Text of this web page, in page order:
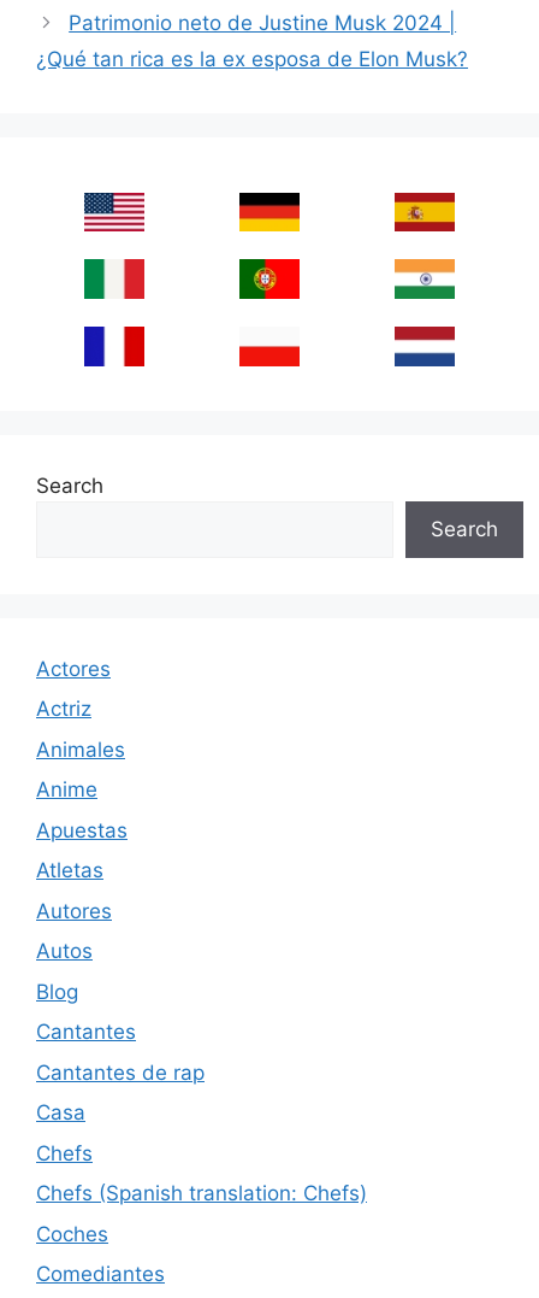
Patrimonio neto de Justine Musk 2024 |
¿Qué tan rica es la ex esposa de Elon Musk?
Search
Search
Actores
Actriz
Animales
Anime
Apuestas
Atletas
Autores
Autos
Blog
Cantantes
Cantantes de rap
Casa
Chefs
Chefs (Spanish translation: Chefs)
Coches
Comediantes